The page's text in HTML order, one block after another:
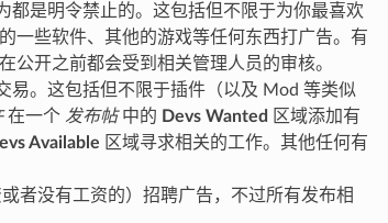
都是明令禁止的。这包括但不限于为你最喜欢
一些软件、其他的游戏等任何东西打广告。有
公开之前都会受到相关管理人员的审核。
易。这包括但不限于插件（以及 Mod 等类似
在一个 发布帖中的 Devs Wanted
区域添加有
Available 区域寻求相关的工作。其他任何有
者没有工资的）招聘广告，不过所有发布相